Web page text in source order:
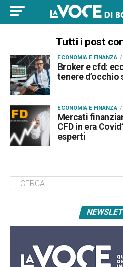
Tutti i post
ECONOMIA E FINANZA
Broker e cfd:
tenere
ECONOMIA E FINANZA
Mercati
CFD in era
esperti